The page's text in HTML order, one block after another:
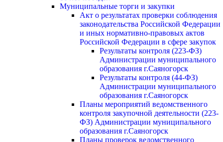
Муниципальные торги и закупки
Акт о результатах проверки соблюдения
законодательства Российской Федерации
и иных нормативно-правовых актов
Российской Федерации в сфере закупок
Результаты контроля (223-ФЗ)
Администрации муниципального
образования г.Саяногорск
Результаты контроля (44-ФЗ)
Администрации муниципального
образования г.Саяногорск
Планы мероприятий ведомственного
контроля закупочной деятельности (223-
ФЗ) Администрации муниципального
образования г.Саяногорск
Планы проверок ведомственного